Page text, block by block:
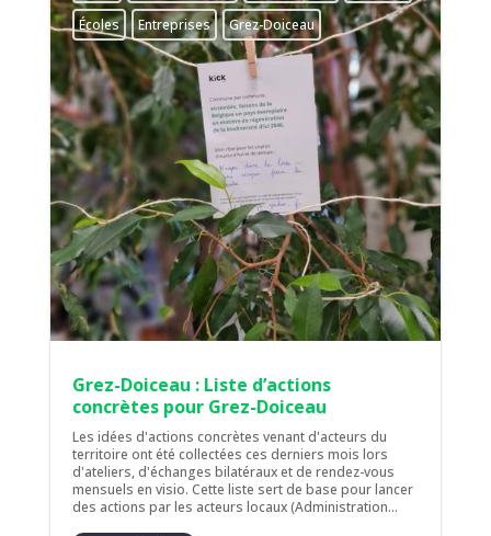
Écoles Entreprises Grez-Doiceau
Grez-Doiceau : Liste d’actions
concrètes pour Grez-Doiceau
Les idées d'actions concrètes venant d'acteurs du
territoire ont été collectées ces derniers mois lors
d'ateliers, d'échanges bilatéraux et de rendez-vous
mensuels en visio. Cette liste sert de base pour lancer
des actions par les acteurs locaux (Administration...